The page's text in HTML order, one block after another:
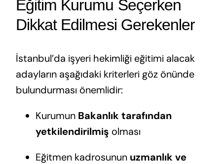
Eğitim Kurumu Seçerken
Dikkat Edilmesi Gerekenler
İstanbul’da işyeri hekimliği eğitimi alacak
adayların aşağıdaki kriterleri göz önünde
bulundurması önemlidir:
Kurumun Bakanlık tarafından
yetkilendirilmiş olması
Eğitmen kadrosunun uzmanlık ve